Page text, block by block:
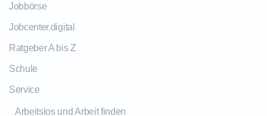
Jobbörse
Jobcenter.digital
Ratgeber A bis Z
Schule
Service
Arbeitslos und Arbeit finden